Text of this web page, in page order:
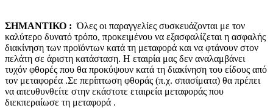
ΣΗΜΑΝΤΙΚΟ : Όλες οι παραγγελίες συσκευάζονται με τον
καλύτερο δυνατό τρόπο, προκειμένου να εξασφαλίζεται η ασφαλής
διακίνηση των προϊόντων κατά τη μεταφορά και να φτάνουν στον
πελάτη σε άριστη κατάσταση. Η εταιρία μας δεν αναλαμβάνει
τυχόν φθορές που θα προκύψουν κατά τη διακίνηση του είδους από
τον μεταφορέα .Σε περίπτωση φθοράς (π.χ. σπασίματα) θα πρέπει
να απευθυνθείτε στην εκάστοτε εταιρεία μεταφοράς που
διεκπεραίωσε τη μεταφορά .